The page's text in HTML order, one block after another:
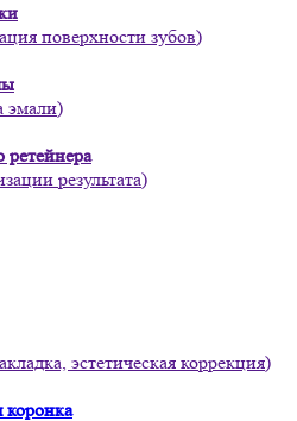
поверхности зубов)
эмали)
ретейнера
результата)
эстетическая коррекция)
коронка